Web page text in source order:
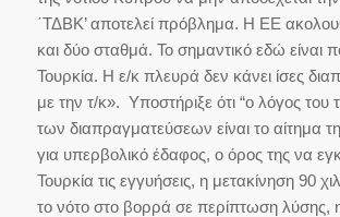
΄ΤΔΒΚ’ αποτελεί πρόβλημα. Η ΕΕ
και δύο σταθμά. Το σημαντικό εδώ είναι
Τουρκία. Η ε/κ πλευρά δεν κάνει ίσες
με την τ/κ». Υποστήριξε ότι “ο λόγος του
των διαπραγματεύσεων είναι το αίτημα
για υπερβολικό έδαφος, ο όρος της να
Τουρκία τις εγγυήσεις, η μετακίνηση 90
το νότο στο βορρά σε περίπτωση λύσης,